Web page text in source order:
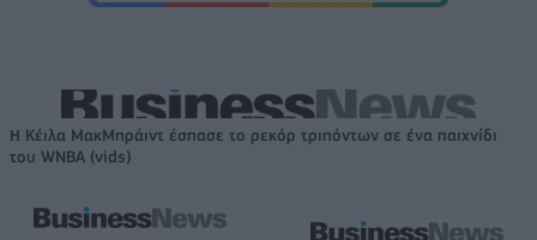
Η Κέιλα ΜακΜπράιντ έσπασε το ρεκόρ τριπόντων σε ένα παιχνίδι
του WNBA (vids)